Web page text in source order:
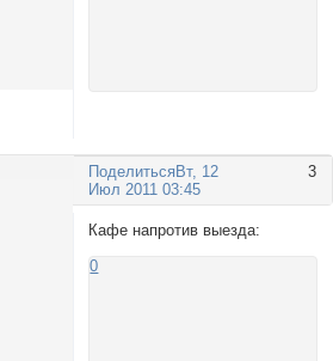
Поделиться 3
Вт, 12
Июл 2011 03:45
Кафе напротив выезда:
0